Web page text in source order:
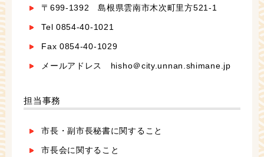
〒699-1392 島根県雲南市木次町里方521-1
Tel 0854-40-1021
Fax 0854-40-1029
メールアドレス hisho＠city.unnan.shimane.jp
担当事務
市長・副市長秘書に関すること
市長会に関すること